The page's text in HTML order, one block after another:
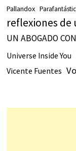
Pallandox
reflexiones de
UN ABOGADO
Universe Inside You
Vicente Fuentes